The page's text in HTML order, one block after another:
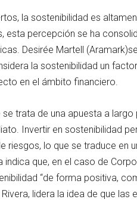
la sostenibilidad es
esta percepción se ha
Desirée Martell
la sostenibilidad un
en el ámbito financiero.
trata de una apuesta a largo
Invertir en sostenibilidad
riesgos, lo que se traduce en
indica que, en el caso de
“de forma positiva,
lidera la idea de que